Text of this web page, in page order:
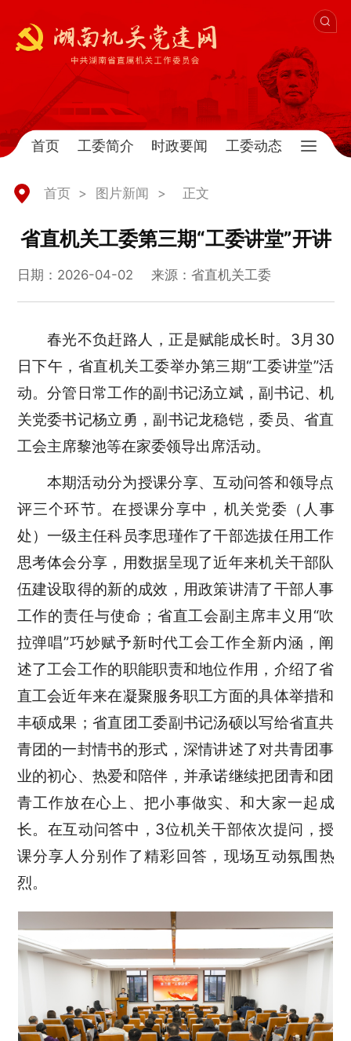
首页 工委简介 时政要闻 工委动态
首页 > 图片新闻 > 正文
省直机关工委第三期“工委讲堂”开讲
日期：2026-04-02 来源：省直机关工委
春光不负赶路人，正是赋能成长时。3月30
日下午，省直机关工委举办第三期“工委讲堂”活
动。分管日常工作的副书记汤立斌，副书记、机
关党委书记杨立勇，副书记龙稳铠，委员、省直
工会主席黎池等在家委领导出席活动。
本期活动分为授课分享、互动问答和领导点
评三个环节。在授课分享中，机关党委（人事
处）一级主任科员李思瑾作了干部选拔任用工作
思考体会分享，用数据呈现了近年来机关干部队
伍建设取得的新的成效，用政策讲清了干部人事
工作的责任与使命；省直工会副主席丰义用“吹
拉弹唱”巧妙赋予新时代工会工作全新内涵，阐
述了工会工作的职能职责和地位作用，介绍了省
直工会近年来在凝聚服务职工方面的具体举措和
丰硕成果；省直团工委副书记汤硕以写给省直共
青团的一封情书的形式，深情讲述了对共青团事
业的初心、热爱和陪伴，并承诺继续把团青和团
青工作放在心上、把小事做实、和大家一起成
长。在互动问答中，3位机关干部依次提问，授
课分享人分别作了精彩回答，现场互动氛围热
烈。